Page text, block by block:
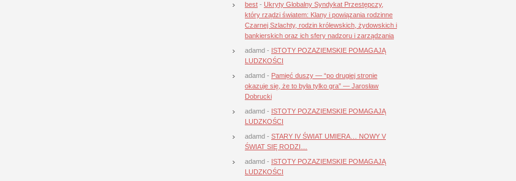
best - Ukryty Globalny Syndykat Przestępczy,
który rządzi światem: Klany i powiązania rodzinne
Czarnej Szlachty, rodzin królewskich, żydowskich i
bankierskich oraz ich sfery nadzoru i zarządzania
adamd - ISTOTY POZAZIEMSKIE POMAGAJĄ
LUDZKOŚCI
adamd - Pamięć duszy — “po drugiej stronie
okazuje się, że to była tylko gra” — Jarosław
Dobrucki
adamd - ISTOTY POZAZIEMSKIE POMAGAJĄ
LUDZKOŚCI
adamd - STARY IV ŚWIAT UMIERA… NOWY V
ŚWIAT SIĘ RODZI…
adamd - ISTOTY POZAZIEMSKIE POMAGAJĄ
LUDZKOŚCI